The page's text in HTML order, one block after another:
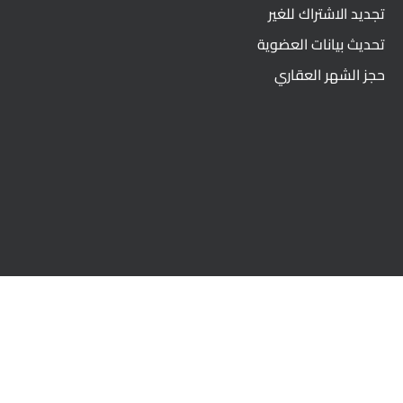
تجديد الاشتراك للغير
تحديث بيانات العضوية
حجز الشهر العقاري